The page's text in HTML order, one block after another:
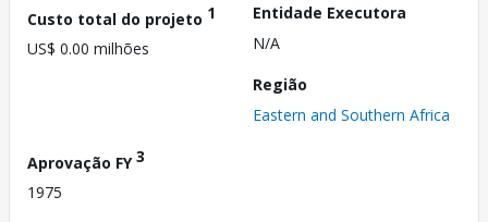
Custo total do projeto 1
US$ 0.00 milhões
Entidade Executora
N/A
Região
Eastern and Southern Africa
Aprovação FY3
1975